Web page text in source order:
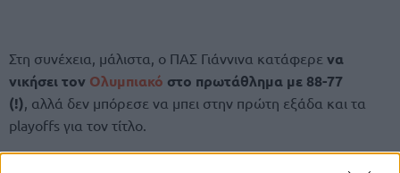
Στη συνέχεια, μάλιστα, ο ΠΑΣ Γιάννινα κατάφερε να
νικήσει τον Ολυμπιακό στο πρωτάθλημα με 88-77
(!) αλλά δεν μπόρεσε να μπει στην πρώτη εξάδα και τα
playoffs για τον τίτλο.